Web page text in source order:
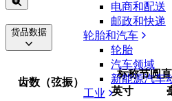
电商和配送
邮政和快递
轮胎和汽车
轮胎
汽车领域
新能源汽车
工业
货品数据
齿数（弦振）
标称节圆
英寸